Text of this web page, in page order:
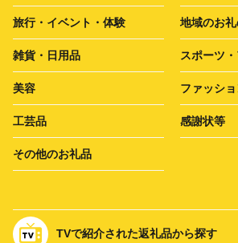
旅行・イベント・体験 地域のお
雑貨・日用品 スポーツ
美容 ファッシ
工芸品 感謝状等
その他のお礼品
TVで紹介された返礼品から探す